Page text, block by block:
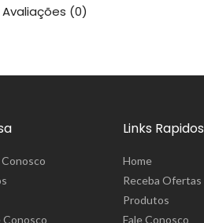
Avaliações (0)
Conosco
Links Rapidos
Home
Receba Ofertas
Produtos
Fale Conosco